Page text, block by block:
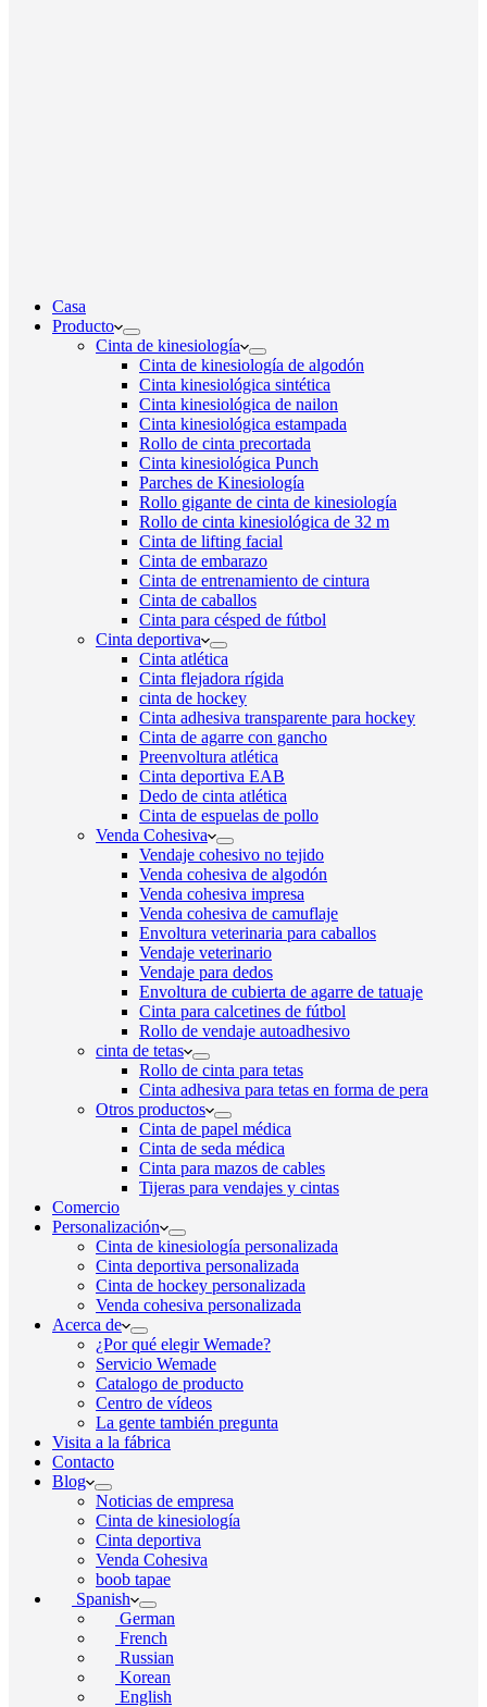
Casa
Producto
Cinta de kinesiología
Cinta de kinesiología de algodón
Cinta kinesiológica sintética
Cinta kinesiológica de nailon
Cinta kinesiológica estampada
Rollo de cinta precortada
Cinta kinesiológica Punch
Parches de Kinesiología
Rollo gigante de cinta de kinesiología
Rollo de cinta kinesiológica de 32 m
Cinta de lifting facial
Cinta de embarazo
Cinta de entrenamiento de cintura
Cinta de caballos
Cinta para césped de fútbol
Cinta deportiva
Cinta atlética
Cinta flejadora rígida
cinta de hockey
Cinta adhesiva transparente para hockey
Cinta de agarre con gancho
Preenvoltura atlética
Cinta deportiva EAB
Dedo de cinta atlética
Cinta de espuelas de pollo
Venda Cohesiva
Vendaje cohesivo no tejido
Venda cohesiva de algodón
Venda cohesiva impresa
Venda cohesiva de camuflaje
Envoltura veterinaria para caballos
Vendaje veterinario
Vendaje para dedos
Envoltura de cubierta de agarre de tatuaje
Cinta para calcetines de fútbol
Rollo de vendaje autoadhesivo
cinta de tetas
Rollo de cinta para tetas
Cinta adhesiva para tetas en forma de pera
Otros productos
Cinta de papel médica
Cinta de seda médica
Cinta para mazos de cables
Tijeras para vendajes y cintas
Comercio
Personalización
Cinta de kinesiología personalizada
Cinta deportiva personalizada
Cinta de hockey personalizada
Venda cohesiva personalizada
Acerca de
¿Por qué elegir Wemade?
Servicio Wemade
Catalogo de producto
Centro de vídeos
La gente también pregunta
Visita a la fábrica
Contacto
Blog
Noticias de empresa
Cinta de kinesiología
Cinta deportiva
Venda Cohesiva
boob tapae
Spanish
German
French
Russian
Korean
English